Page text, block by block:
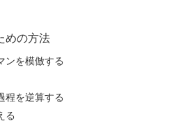
めの方法
ンを模倣する
程を逆算する
る